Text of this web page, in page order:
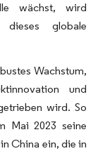
wächst, wird
dieses globale
Wachstum,
und
wird. So
Mai 2023 seine
China ein, die in